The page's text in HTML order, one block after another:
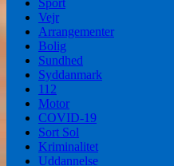
Vejr
Arrangementer
Bolig
Sundhed
Syddanmark
112
Motor
COVID-19
Sort Sol
Kriminalitet
Uddannelse